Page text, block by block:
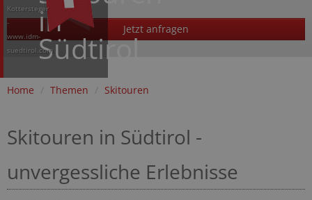
in
Südtirol
Kottersteger
-
www.idm-
suedtirol.com
Jetzt anfragen
Home / Themen / Skitouren
Skitouren in Südtirol -
unvergessliche Erlebnisse